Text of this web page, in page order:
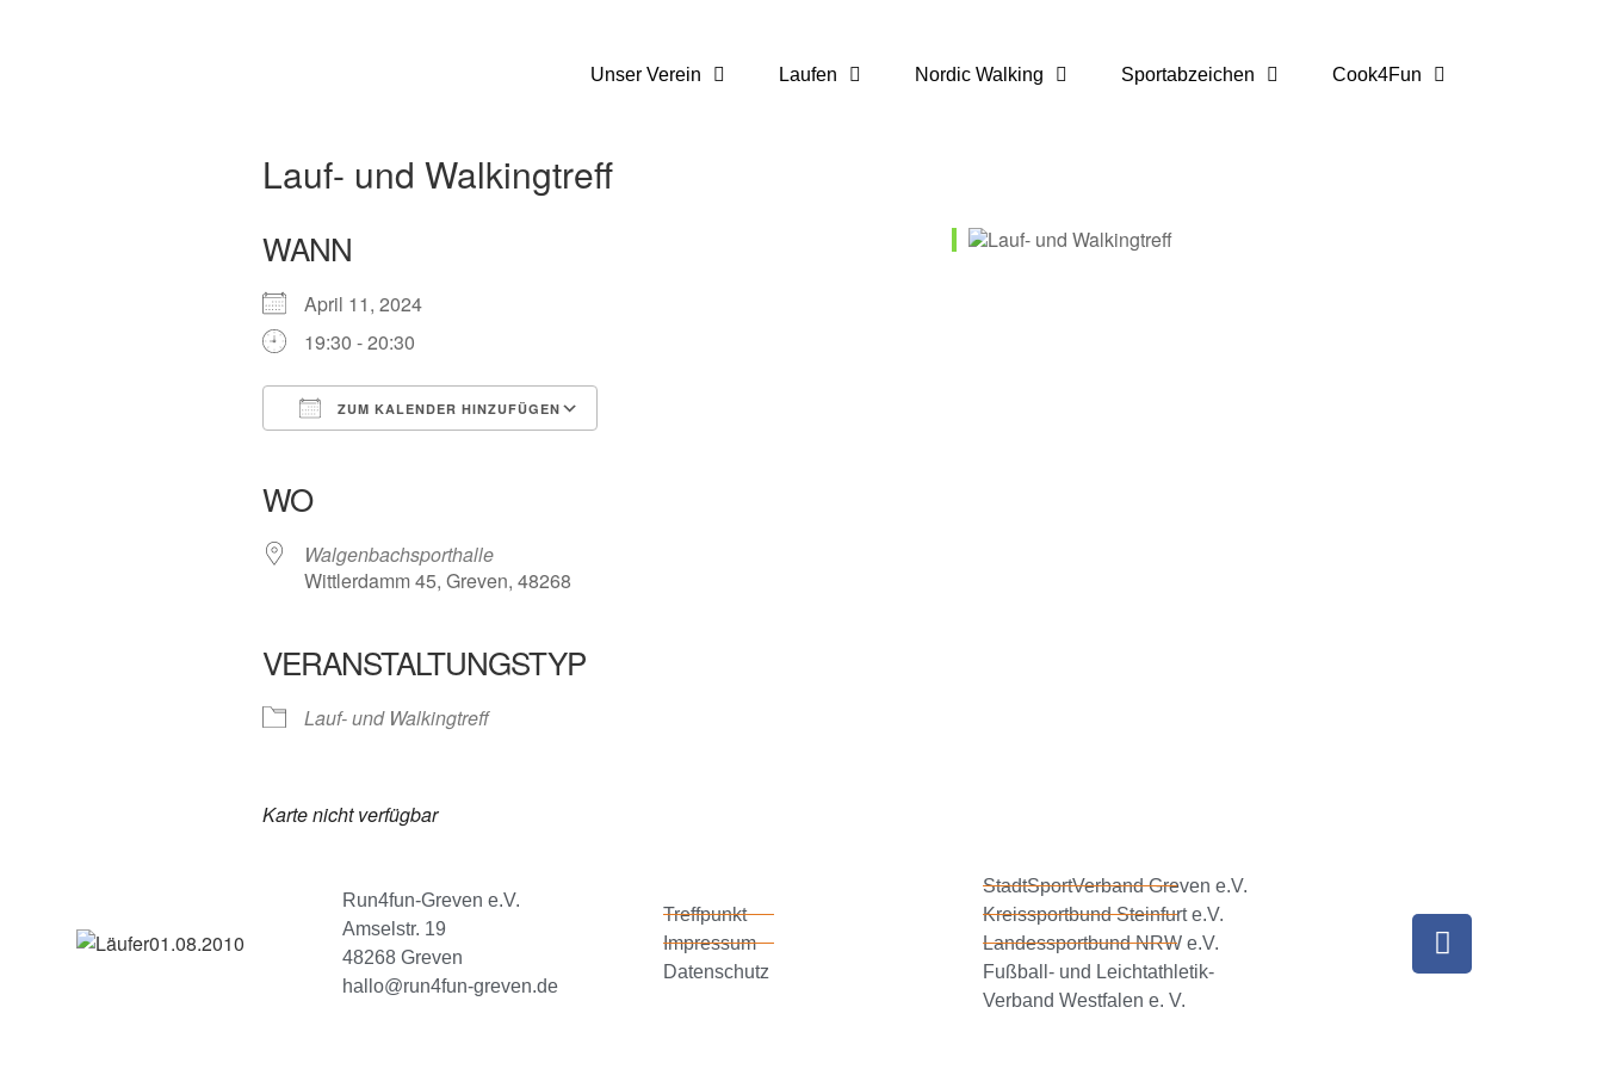
Unser Verein Laufen Nordic Walking Sportabzeichen Cook4Fun
Lauf- und Walkingtreff
WANN
April 11, 2024
19:30 - 20:30
ZUM KALENDER HINZUFÜGEN
WO
Walgenbachsporthalle
Wittlerdamm 45, Greven, 48268
VERANSTALTUNGSTYP
Lauf- und Walkingtreff
Karte nicht verfügbar
Run4fun-Greven e.V.
Amselstr. 19
48268 Greven
hallo@run4fun-greven.de
Treffpunkt
Impressum
Datenschutz
StadtSportVerband Greven e.V.
Kreissportbund Steinfurt e.V.
Landessportbund NRW e.V.
Fußball- und Leichtathletik-
Verband Westfalen e. V.